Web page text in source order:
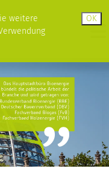
weitere